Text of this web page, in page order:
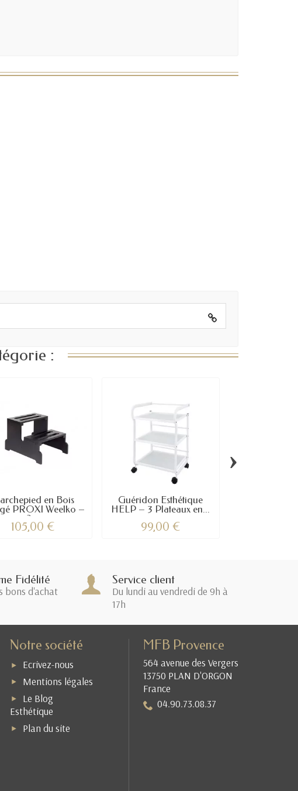
:
en Bois
PROXI Weelko –
2...
105,00 €
Guéridon Esthétique
HELP – 3 Plateaux en...
99,00 €
›
Fidélité
bons d'achat
Service client
Du lundi au vendredi de 9h à
17h
Notre société
Ecrivez-nous
Mentions légales
Le Blog
Esthétique
Plan du site
MFB Provence
564 avenue des Vergers
13750 PLAN D'ORGON
France
04.90.73.08.37